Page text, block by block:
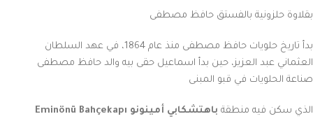
بقلاوة حلزونية بالفستق حافظ مصطفى
بدأ تاريخ حلويات حافظ مصطفى منذ عام 1864، في عهد السلطان
العثماني عبد العزيز، حين بدأ اسماعيل حقى بيه والد حافظ مصطفى
صناعة الحلويات في قبو المبنى
الذي سكن فيه منطقة
باهتشكابي أمينونو Eminönü Bahçekapı